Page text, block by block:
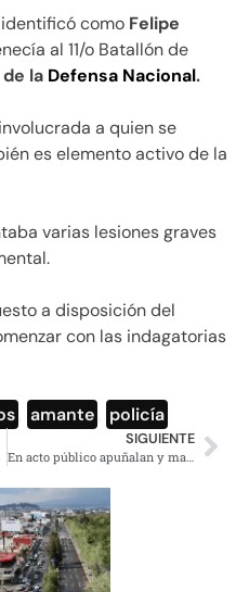
como Felipe
al 11/o Batallón de
de la Defensa Nacional.
a quien se
es elemento activo de la
varias lesiones graves
a disposición del
con las indagatorias
amante policía
SIGUIENTE
En acto público apuñalan y matan a diputado conservador en Inglaterra